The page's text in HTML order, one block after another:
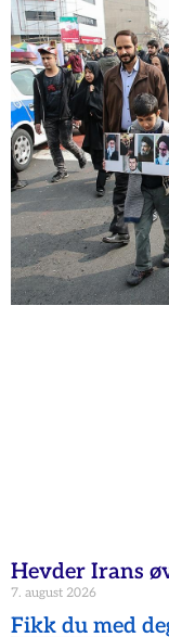
Hevder Irans
7. august 2026
Fikk du med